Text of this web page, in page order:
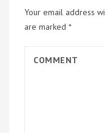
Your email address
are marked *